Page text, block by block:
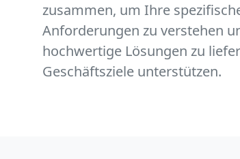
zusammen, um Ihre
Anforderungen zu verstehen
hochwertige Lösungen zu
Geschäftsziele unterstützen.